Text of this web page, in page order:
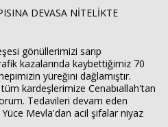
DEVASA NİTELİKTE
gönüllerimizi sarıp
kazalarında kaybettiğimiz 70
yüreğini dağlamıştır.
kardeşlerimize Cenabıallah'tan
Tedavileri devam eden
Yüce Mevla'dan acil şifalar niyaz